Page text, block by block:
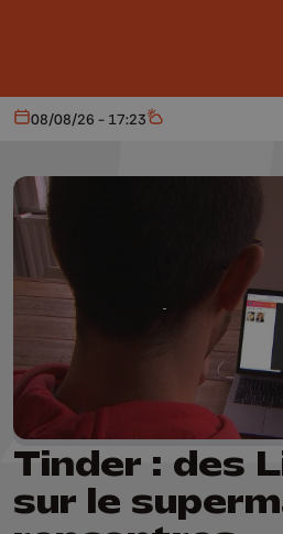
Aujourd'hui
08/08/26 - 17:23 Météo
Tinder : des
sur le